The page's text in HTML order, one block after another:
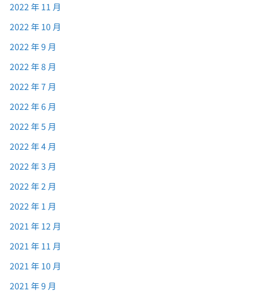
2022 年 11 月
2022 年 10 月
2022 年 9 月
2022 年 8 月
2022 年 7 月
2022 年 6 月
2022 年 5 月
2022 年 4 月
2022 年 3 月
2022 年 2 月
2022 年 1 月
2021 年 12 月
2021 年 11 月
2021 年 10 月
2021 年 9 月